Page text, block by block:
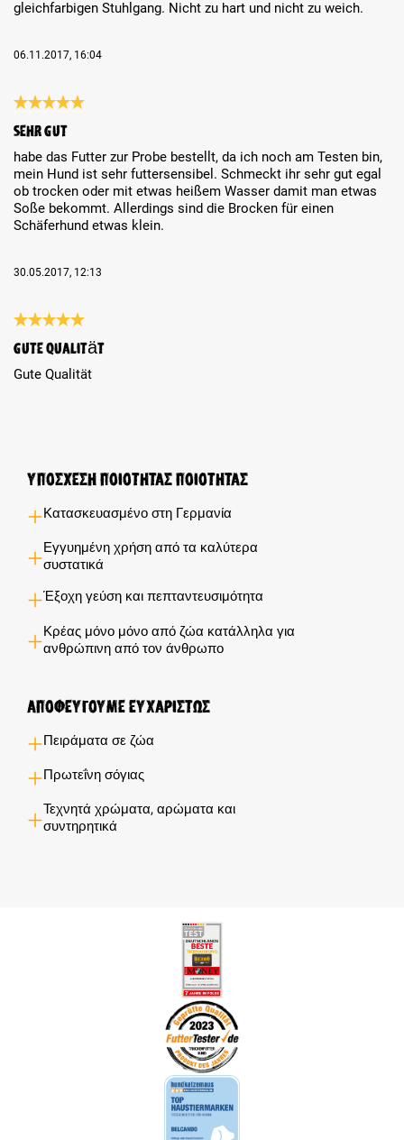
gleichfarbigen Stuhlgang. Nicht zu hart und nicht zu weich.
06.11.2017, 16:04
sehr gut
habe das Futter zur Probe bestellt, da ich noch am Testen bin,
mein Hund ist sehr futtersensibel. Schmeckt ihr sehr gut egal
ob trocken oder mit etwas heißem Wasser damit man etwas
Soße bekommt. Allerdings sind die Brocken für einen
Schäferhund etwas klein.
30.05.2017, 12:13
Gute Qualität
Gute Qualität
Υποσχέση ποιότητας ποιότητας
Κατασκευασμένο στη Γερμανία
Εγγυημένη χρήση από τα καλύτερα
συστατικά
Έξοχη γεύση και πεπταντευσιμότητα
Κρέας μόνο μόνο από ζώα κατάλληλα για
ανθρώπινη από τον άνθρωπο
Αποφεύγουμε ευχαρίστως
Πειράματα σε ζώα
Πρωτεΐνη σόγιας
Τεχνητά χρώματα, αρώματα και
συντηρητικά